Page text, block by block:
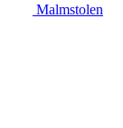
Malmstolen